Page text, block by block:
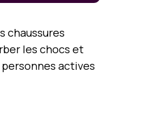
chaussures
les chocs et
actives